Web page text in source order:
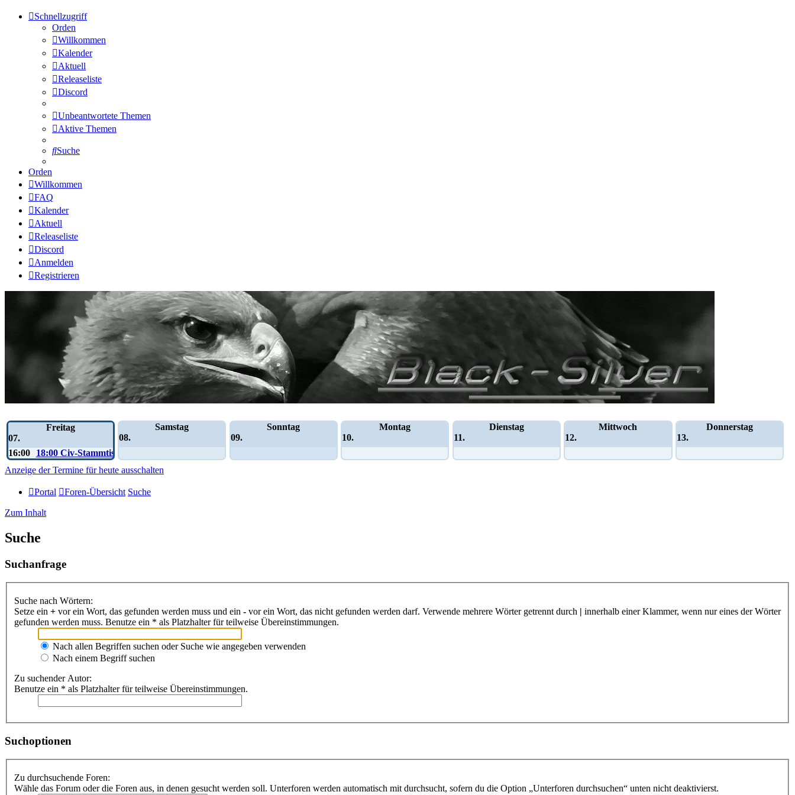
Schnellzugriff
Orden
Willkommen
Kalender
Aktuell
Releaseliste
Discord
Unbeantwortete Themen
Aktive Themen
Suche
Orden
Willkommen
FAQ
Kalender
Aktuell
Releaseliste
Discord
Anmelden
Registrieren
Freitag
07.
16:00
18:00 Civ-Stammtisch
Samstag
08.
Sonntag
09.
Montag
10.
Dienstag
11.
Mittwoch
12.
Donnerstag
13.
Anzeige der Termine für heute ausschalten
Portal Foren-Übersicht Suche
Zum Inhalt
Suche
Suchanfrage
Suche nach Wörtern:
Setze ein + vor ein Wort, das gefunden werden muss und ein - vor ein Wort, das nicht gefunden werden darf. Verwende mehrere Wörter getrennt durch | innerhalb einer Klammer, wenn nur eines der Wörter
gefunden werden muss. Benutze ein * als Platzhalter für teilweise Übereinstimmungen.
Nach allen Begriffen suchen oder Suche wie angegeben verwenden
Nach einem Begriff suchen
Zu suchender Autor:
Benutze ein * als Platzhalter für teilweise Übereinstimmungen.
Suchoptionen
Zu durchsuchende Foren:
Wähle das Forum oder die Foren aus, in denen gesucht werden soll. Unterforen werden automatisch mit durchsucht, sofern du die Option „Unterforen durchsuchen“ unten nicht deaktivierst.